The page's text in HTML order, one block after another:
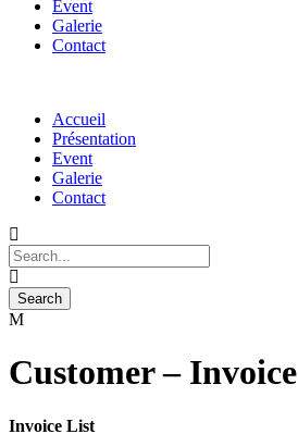
Event
Galerie
Contact
Accueil
Présentation
Event
Galerie
Contact
Customer – Invoice
Invoice List